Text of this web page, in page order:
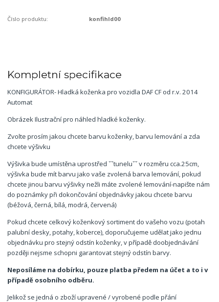
Číslo produktu: konfihld00
Kompletní specifikace
KONFIGURÁTOR- Hladká koženka pro vozidla DAF CF od r.v. 2014
Automat
Obrázek Ilustrační pro náhled hladké koženky.
Zvolte prosím jakou chcete barvu koženky, barvu lemování a zda
chcete výšivku
Výšivka bude umístěna uprostřed ˇˇtuneluˇˇ v rozměru cca.25cm,
výšivka bude mít barvu jako vaše zvolená barva lemování, pokud
chcete jinou barvu výšivky nežli máte zvolené lemování-napište nám
do poznámky při dokončování objednávky jakou chcete barvu
(béžová, černá, bílá, modrá, červená)
Pokud chcete celkový koženkový sortiment do vašeho vozu (potah
palubní desky, potahy, koberce), doporučujeme udělat jako jednu
objednávku pro stejný odstín koženky, v případě doobjednávání
později nejsme schopni garantovat stejný odstín barvy.
Neposíláme na dobírku, pouze platba předem na účet a to i v
případě osobního odběru.
Jelikož se jedná o zboží upravené / vyrobené podle přání